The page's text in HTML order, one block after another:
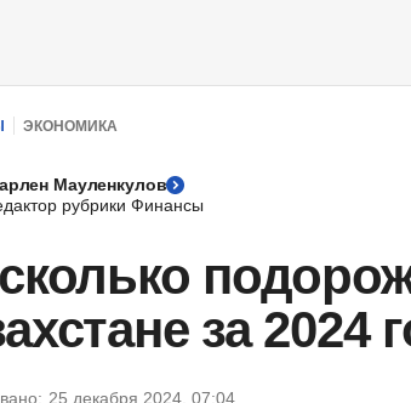
ЭКОНОМИКА
Мауленкулов
рубрики Финансы
за 2024
25 декабря 2024, 07:04